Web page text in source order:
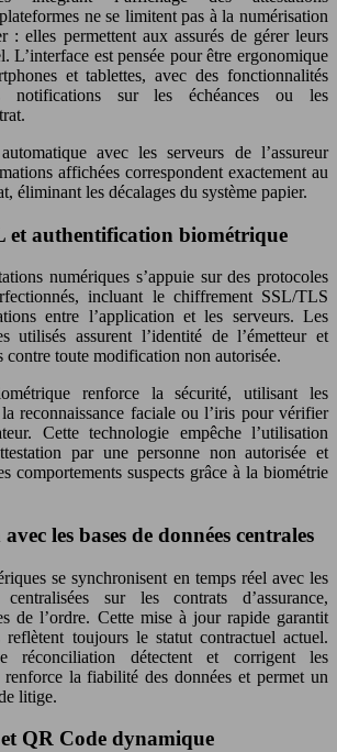
ne se limitent pas à la numérisation
: elles permettent aux assurés de gérer leurs
L’interface est pensée pour être ergonomique
et tablettes, avec des fonctionnalités
notifications sur les échéances ou les
avec les serveurs de l’assureur
affichées correspondent exactement au
éliminant les décalages du système papier.
et authentification biométrique
numériques s’appuie sur des protocoles
incluant le chiffrement SSL/TLS
entre l’application et les serveurs. Les
utilisés assurent l’identité de l’émetteur et
contre toute modification non autorisée.
renforce la sécurité, utilisant les
reconnaissance faciale ou l’iris pour vérifier
Cette technologie empêche l’utilisation
par une personne non autorisée et
comportements suspects grâce à la biométrie
les bases de données centrales
se synchronisent en temps réel avec les
sur les contrats d’assurance,
de l’ordre. Cette mise à jour rapide garantit
toujours le statut contractuel actuel.
réconciliation détectent et corrigent les
la fiabilité des données et permet un
litige.
QR Code dynamique